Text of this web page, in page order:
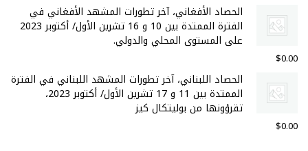
الحصاد الأفغاني، آخر تطورات المشهد الأفغاني في
الفترة الممتدة بين 10 و 16 تشرين الأول/ أكتوبر 2023
على المستوى المحلي والدولي.
$0.00
الحصاد اللبناني، آخر تطورات المشهد اللبناني في الفترة
الممتدة بين 11 و 17 تشرين الأول/ أكتوبر 2023،
تقرؤونها من بوليتكال كيز
$0.00